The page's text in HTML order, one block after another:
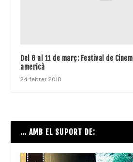
Del 6 al 11 de març: Festival de
americà
24 febrer 2018
… AMB EL SUPORT DE: